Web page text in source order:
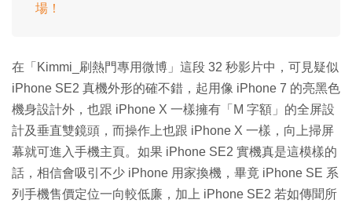
場！
在「Kimmi_刷熱門專用微博」這段 32 秒影片中，可見疑似
iPhone SE2 真機外形的確不錯，起用像 iPhone 7 的亮黑色
機身設計外，也跟 iPhone X 一樣擁有「M 字額」的全屏設
計及垂直雙鏡頭，而操作上也跟 iPhone X 一樣，向上掃屏
幕就可進入手機主頁。如果 iPhone SE2 實機真是這模樣的
話，相信會吸引不少 iPhone 用家換機，畢竟 iPhone SE 系
列手機售價定位一向較低廉，加上 iPhone SE2 若如傳聞所